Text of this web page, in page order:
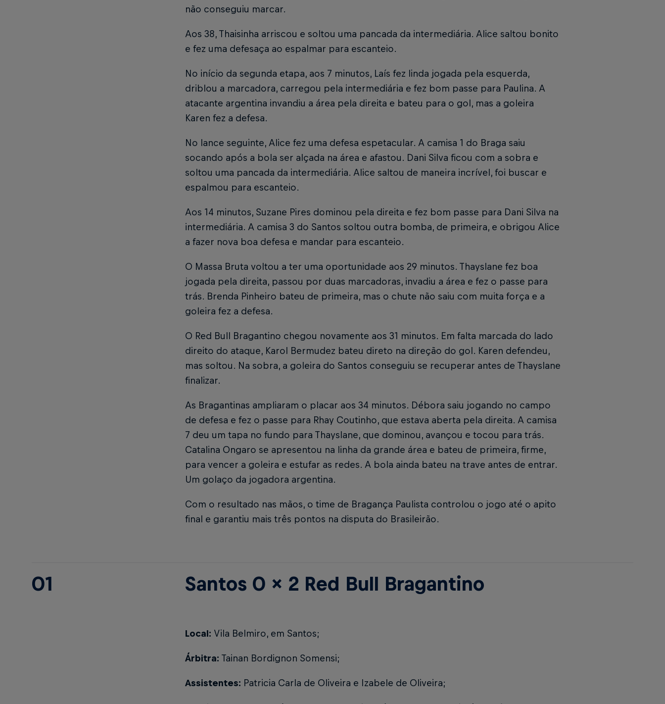
não conseguiu marcar.
Aos 38, Thaisinha arriscou e soltou uma pancada da intermediária. Alice saltou bonito
e fez uma defesaça ao espalmar para escanteio.
No início da segunda etapa, aos 7 minutos, Laís fez linda jogada pela esquerda,
driblou a marcadora, carregou pela intermediária e fez bom passe para Paulina. A
atacante argentina invandiu a área pela direita e bateu para o gol, mas a goleira
Karen fez a defesa.
No lance seguinte, Alice fez uma defesa espetacular. A camisa 1 do Braga saiu
socando após a bola ser alçada na área e afastou. Dani Silva ficou com a sobra e
soltou uma pancada da intermediária. Alice saltou de maneira incrível, foi buscar e
espalmou para escanteio.
Aos 14 minutos, Suzane Pires dominou pela direita e fez bom passe para Dani Silva na
intermediária. A camisa 3 do Santos soltou outra bomba, de primeira, e obrigou Alice
a fazer nova boa defesa e mandar para escanteio.
O Massa Bruta voltou a ter uma oportunidade aos 29 minutos. Thayslane fez boa
jogada pela direita, passou por duas marcadoras, invadiu a área e fez o passe para
trás. Brenda Pinheiro bateu de primeira, mas o chute não saiu com muita força e a
goleira fez a defesa.
O Red Bull Bragantino chegou novamente aos 31 minutos. Em falta marcada do lado
direito do ataque, Karol Bermudez bateu direto na direção do gol. Karen defendeu,
mas soltou. Na sobra, a goleira do Santos conseguiu se recuperar antes de Thayslane
finalizar.
As Bragantinas ampliaram o placar aos 34 minutos. Débora saiu jogando no campo
de defesa e fez o passe para Rhay Coutinho, que estava aberta pela direita. A camisa
7 deu um tapa no fundo para Thayslane, que dominou, avançou e tocou para trás.
Catalina Ongaro se apresentou na linha da grande área e bateu de primeira, firme,
para vencer a goleira e estufar as redes. A bola ainda bateu na trave antes de entrar.
Um golaço da jogadora argentina.
Com o resultado nas mãos, o time de Bragança Paulista controlou o jogo até o apito
final e garantiu mais três pontos na disputa do Brasileirão.
01 Santos 0 x 2 Red Bull Bragantino
Local: Vila Belmiro, em Santos;
Árbitra: Tainan Bordignon Somensi;
Assistentes: Patricia Carla de Oliveira e Izabele de Oliveira;